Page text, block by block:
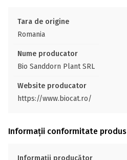
Tara de origine
Romania
Nume producator
Bio Sanddorn Plant SRL
Website producator
https://www.biocat.ro/
Informații conformitate produs
Informații producător